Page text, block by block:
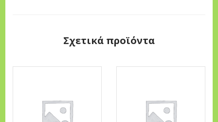
Σχετικά προϊόντα